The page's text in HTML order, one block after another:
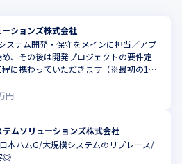
ションズ株式会社
ステム開発・保守をメインに担当／アプ
、その後は開発プロジェクトの要件定
に携わっていただきます（※最初の1年
だき、その後東京事業所へ配属予定）
円
テムソリューションズ株式会社
日本ハムG/大規模システムのリプレース/
◎